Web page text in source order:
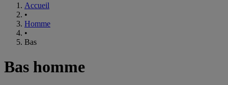
Accueil
•
Homme
•
Bas
Bas homme